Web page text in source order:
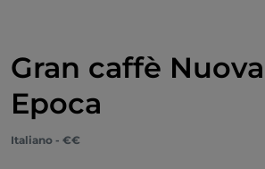
Gran caffè Nuova
Epoca
Italiano - €€